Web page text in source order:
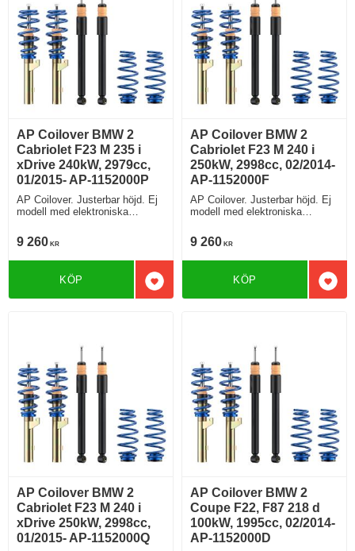
AP Coilover BMW 2
Cabriolet F23 M 235 i
xDrive 240kW, 2979cc,
01/2015- AP-1152000P
AP Coilover. Justerbar höjd. Ej
modell med elektroniska
9 260 KR
Lägg till i favoriter
KÖP
AP Coilover BMW 2
Cabriolet F23 M 240 i
250kW, 2998cc, 02/2014-
AP-1152000F
AP Coilover. Justerbar höjd. Ej
modell med elektroniska
9 260 KR
KÖP
AP Coilover BMW 2
Cabriolet F23 M 240 i
xDrive 250kW, 2998cc,
01/2015- AP-1152000Q
AP Coilover BMW 2
Coupe F22, F87 218 d
100kW, 1995cc, 02/2014-
AP-1152000D